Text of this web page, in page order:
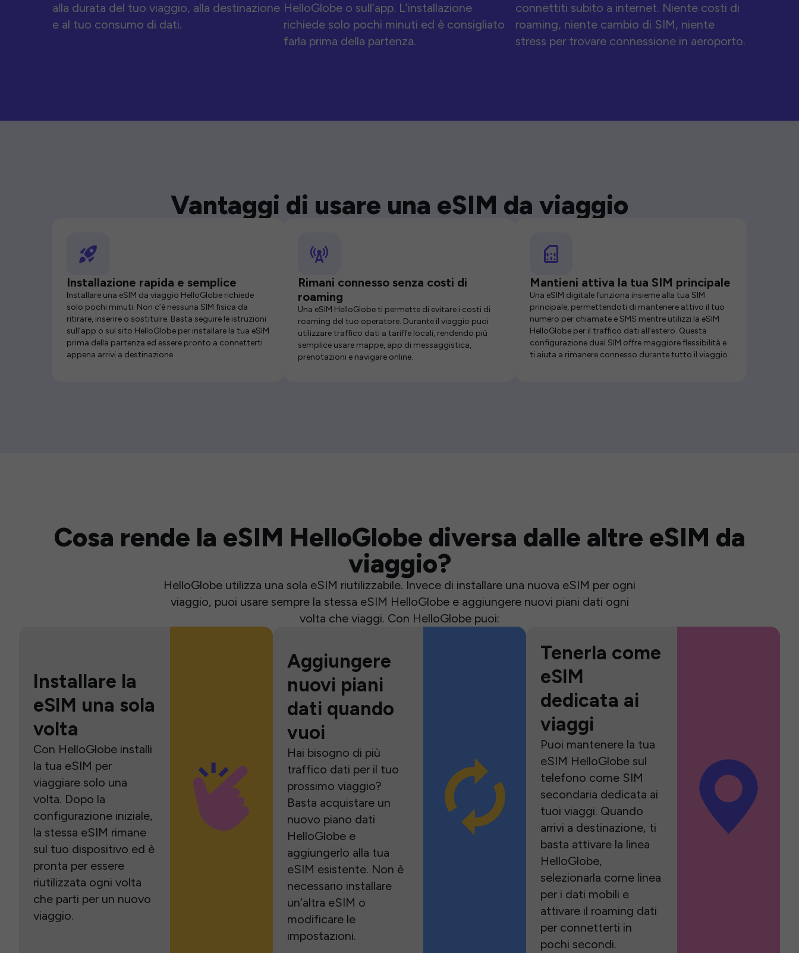
alla durata del tuo viaggio, alla destinazione
e al tuo consumo di dati.
HelloGlobe o sull’app. L’installazione
richiede solo pochi minuti ed è consigliato
farla prima della partenza.
connettiti subito a internet. Niente costi di
roaming, niente cambio di SIM, niente
stress per trovare connessione in aeroporto.
Vantaggi di usare una eSIM da viaggio
Installazione rapida e semplice
Installare una eSIM da viaggio HelloGlobe richiede
solo pochi minuti. Non c’è nessuna SIM fisica da
ritirare, inserire o sostituire. Basta seguire le istruzioni
sull’app o sul sito HelloGlobe per installare la tua eSIM
prima della partenza ed essere pronto a connetterti
appena arrivi a destinazione.
Rimani connesso senza costi di
roaming
Una eSIM HelloGlobe ti permette di evitare i costi di
roaming del tuo operatore. Durante il viaggio puoi
utilizzare traffico dati a tariffe locali, rendendo più
semplice usare mappe, app di messaggistica,
prenotazioni e navigare online.
Mantieni attiva la tua SIM principale
Una eSIM digitale funziona insieme alla tua SIM
principale, permettendoti di mantenere attivo il tuo
numero per chiamate e SMS mentre utilizzi la eSIM
HelloGlobe per il traffico dati all’estero. Questa
configurazione dual SIM offre maggiore flessibilità e
ti aiuta a rimanere connesso durante tutto il viaggio.
Cosa rende la eSIM HelloGlobe diversa dalle altre eSIM da
viaggio?
HelloGlobe utilizza una sola eSIM riutilizzabile. Invece di installare una nuova eSIM per ogni
viaggio, puoi usare sempre la stessa eSIM HelloGlobe e aggiungere nuovi piani dati ogni
volta che viaggi. Con HelloGlobe puoi:
Installare la
eSIM una sola
volta
Con HelloGlobe installi
la tua eSIM per
viaggiare solo una
volta. Dopo la
configurazione iniziale,
la stessa eSIM rimane
sul tuo dispositivo ed è
pronta per essere
riutilizzata ogni volta
che parti per un nuovo
viaggio.
Aggiungere
nuovi piani
dati quando
vuoi
Hai bisogno di più
traffico dati per il tuo
prossimo viaggio?
Basta acquistare un
nuovo piano dati
HelloGlobe e
aggiungerlo alla tua
eSIM esistente. Non è
necessario installare
un’altra eSIM o
modificare le
impostazioni.
Tenerla come
eSIM
dedicata ai
viaggi
Puoi mantenere la tua
eSIM HelloGlobe sul
telefono come SIM
secondaria dedicata ai
tuoi viaggi. Quando
arrivi a destinazione, ti
basta attivare la linea
HelloGlobe,
selezionarla come linea
per i dati mobili e
attivare il roaming dati
per connetterti in
pochi secondi.